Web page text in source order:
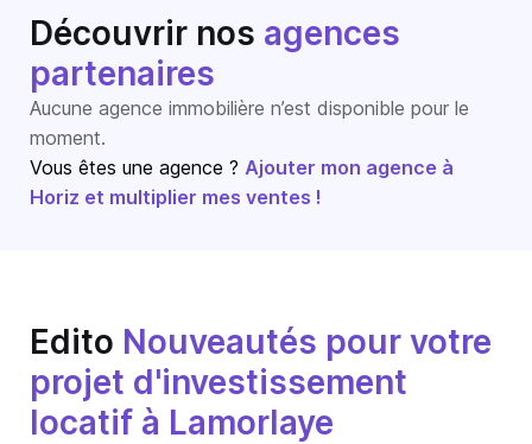
Découvrir nos agences
partenaires
Aucune agence immobilière n’est disponible pour le
moment.
Vous êtes une agence ? Ajouter mon agence à
Horiz et multiplier mes ventes !
Edito Nouveautés pour votre
projet d'investissement
locatif à Lamorlaye